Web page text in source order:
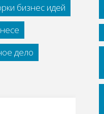
бизнес идей
дело